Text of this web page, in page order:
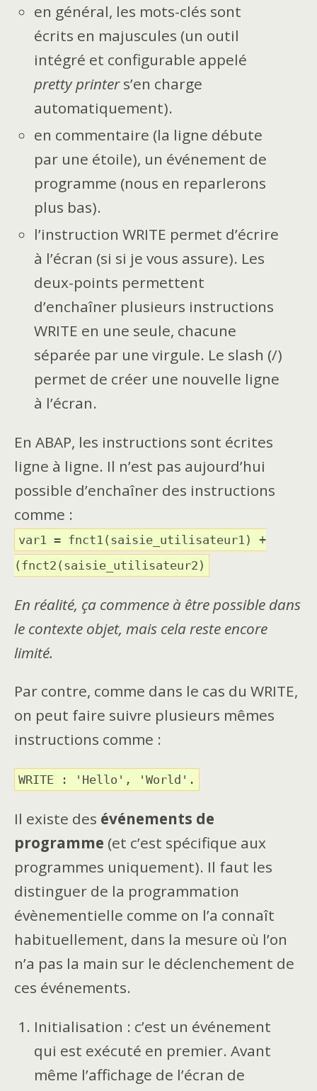
en général, les mots-clés sont
écrits en majuscules (un outil
intégré et configurable appelé
pretty printers’en charge
automatiquement).
en commentaire (la ligne débute
par une étoile), un événement de
programme (nous en reparlerons
plus bas).
l’instruction WRITE permet d’écrire
à l’écran (si si je vous assure). Les
deux-points permettent
d’enchaîner plusieurs instructions
WRITE en une seule, chacune
séparée par une virgule. Le slash (/)
permet de créer une nouvelle ligne
à l’écran.
En ABAP, les instructions sont écrites
ligne à ligne. Il n’est pas aujourd’hui
possible d’enchaîner des instructions
comme :
var1 = fnct1(saisie_utilisateur1) +
(fnct2(saisie_utilisateur2)
En réalité, ça commence à être possible dans
le contexte objet, mais cela reste encore
limité.
Par contre, comme dans le cas du WRITE,
on peut faire suivre plusieurs mêmes
instructions comme :
WRITE : 'Hello', 'World'.
Il existe des événements de
programme (et c’est spécifique aux
programmes uniquement). Il faut les
distinguer de la programmation
évènementielle comme on l’a connaît
habituellement, dans la mesure où l’on
n’a pas la main sur le déclenchement de
ces événements.
Initialisation : c’est un événement
qui est exécuté en premier. Avant
même l’affichage de l’écran de